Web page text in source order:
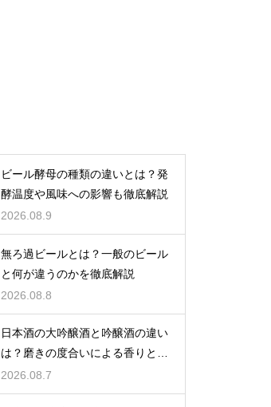
ビール酵母の種類の違いとは？発
酵温度や風味への影響も徹底解説
2026.08.9
無ろ過ビールとは？一般のビール
と何が違うのかを徹底解説
2026.08.8
日本酒の大吟醸酒と吟醸酒の違い
は？磨きの度合いによる香りと味
の差を解説
2026.08.7